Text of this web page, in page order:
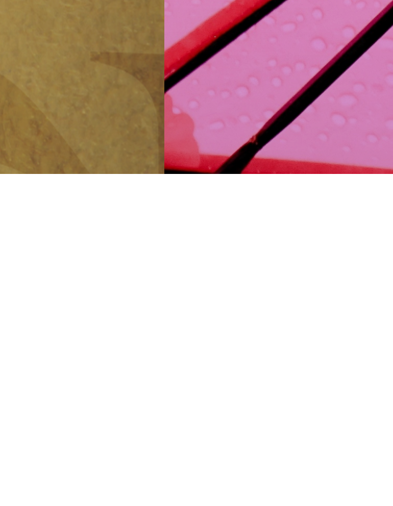
la conformité avec les réglementations. Personnalisez vos préférences pour contrôler la manière dont